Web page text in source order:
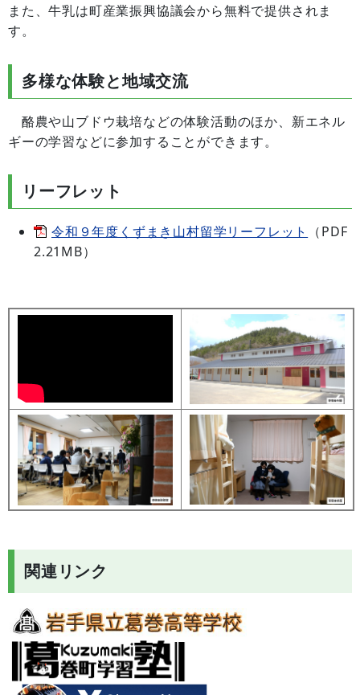
また、牛乳は町産業振興協議会から無料で提供されま
す。
多様な体験と地域交流
酪農や山ブドウ栽培などの体験活動のほか、新エネル
ギーの学習などに参加することができます。
リーフレット
令和９年度くずまき山村留学リーフレット
（PDF
2.21MB）
関連リンク